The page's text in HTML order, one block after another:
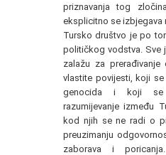
priznavanja tog
eksplicitno se izbjegava
Tursko društvo je po
političkog vodstva. Sve
zalažu za
vlastite povijesti, koji
genocida i koji
razumijevanje između
kod njih se ne radi o
preuzimanju
zaborava i